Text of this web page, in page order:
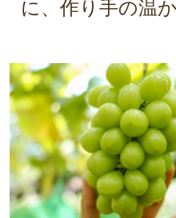
に、作り手の温